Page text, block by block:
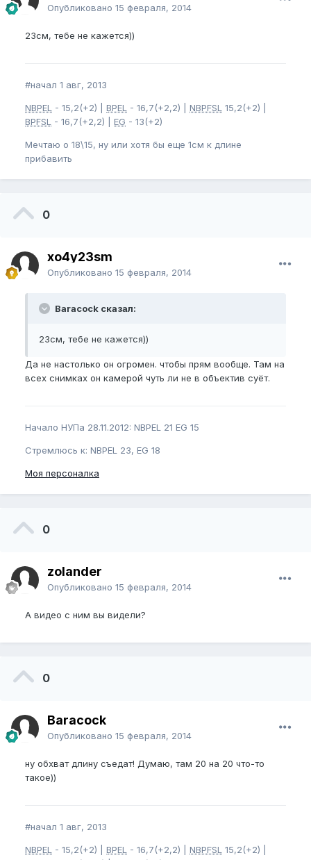
Опубликовано 15 февраля, 2014
23см, тебе не кажется))
#начал 1 авг, 2013
NBPEL - 15,2(+2) | BPEL - 16,7(+2,2) | NBPFSL 15,2(+2) |
BPFSL
- 16,7(+2,2) | EG - 13(+2)
Мечтаю о 18\15, ну или хотя бы еще 1см к длине
прибавить
0
xo4y23sm
Опубликовано 15 февраля, 2014
Baracock сказал:
23см, тебе не кажется))
Да не настолько он огромен. чтобы прям вообще. Там на
всех снимках он камерой чуть ли не в объектив суёт.
Начало НУПа 28.11.2012: NBPEL 21 EG 15
Стремлюсь к: NBPEL 23, EG 18
Моя персоналка
0
zolander
Опубликовано 15 февраля, 2014
А видео с ним вы видели?
0
Baracock
Опубликовано 15 февраля, 2014
ну обхват длину съедат! Думаю, там 20 на 20 что-то
такое))
#начал 1 авг, 2013
NBPEL - 15,2(+2) | BPEL - 16,7(+2,2) | NBPFSL 15,2(+2) |